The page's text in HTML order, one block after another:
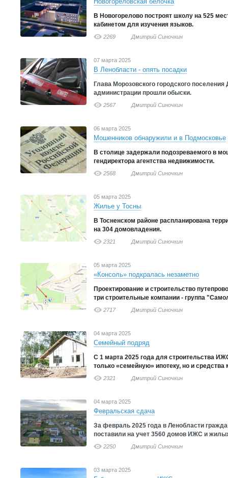
В Новогорелово построят школу на 525
кабинетом для изучения языков.
2269 Дмитрий Синочкин
07 марта 2025
В Ленобласти - опять посадки
Глава Морозовского городского
администрации прошли обыски.
2567 Дмитрий Синочкин
06 марта 2025
Мошенников обнаружили и в Подмосковье
В столице задержали подозреваемого в
гендиректора агентства недвижимости.
2568 Дмитрий Синочкин
05 марта 2025
Жилье у Тосны
В Тосненском районе распланирована
на 304 домовладения.
2321 Дмитрий Синочкин
05 марта 2025
«Консоль» подкралась незаметно
Проектирование и строительство
три строительные компании - группа
2717 Дмитрий Синочкин
04 марта 2025
Семейный подряд
С 1 марта 2025 года для строительства
только «семейную» ипотеку, но и средства
2321 Дмитрий Синочкин
04 марта 2025
Февральская сдача
За февраль 2025 года в Ленобласти
поставили на учет 3560 домов ИЖС и
2250 Дмитрий Синочкин
03 марта 2025